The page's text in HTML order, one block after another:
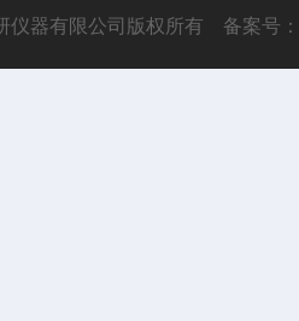
仪器有限公司版权所有 备案号